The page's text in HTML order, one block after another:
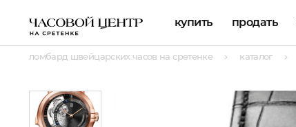
купить продать
ломбард швейцарских часов на сретенке каталог